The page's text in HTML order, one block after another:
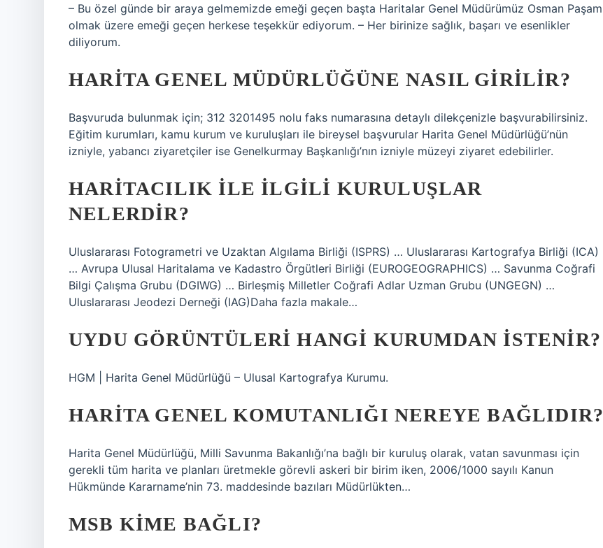
– Bu özel günde bir araya gelmemizde emeği geçen başta Haritalar Genel Müdürümüz Osman Paşam
olmak üzere emeği geçen herkese teşekkür ediyorum. – Her birinize sağlık, başarı ve esenlikler
diliyorum.
HARITA GENEL MÜDÜRLÜĞÜNE NASIL GIRILIR?
Başvuruda bulunmak için; 312 3201495 nolu faks numarasına detaylı dilekçenizle başvurabilirsiniz.
Eğitim kurumları, kamu kurum ve kuruluşları ile bireysel başvurular Harita Genel Müdürlüğü’nün
izniyle, yabancı ziyaretçiler ise Genelkurmay Başkanlığı’nın izniyle müzeyi ziyaret edebilirler.
HARITACILIK ILE ILGILI KURULUŞLAR
NELERDIR?
Uluslararası Fotogrametri ve Uzaktan Algılama Birliği (ISPRS) … Uluslararası Kartografya Birliği (ICA)
… Avrupa Ulusal Haritalama ve Kadastro Örgütleri Birliği (EUROGEOGRAPHICS) … Savunma Coğrafi
Bilgi Çalışma Grubu (DGIWG) … Birleşmiş Milletler Coğrafi Adlar Uzman Grubu (UNGEGN) …
Uluslararası Jeodezi Derneği (IAG)Daha fazla makale…
UYDU GÖRÜNTÜLERI HANGI KURUMDAN ISTENIR?
HGM | Harita Genel Müdürlüğü – Ulusal Kartografya Kurumu.
HARITA GENEL KOMUTANLIĞI NEREYE BAĞLIDIR?
Harita Genel Müdürlüğü, Milli Savunma Bakanlığı’na bağlı bir kuruluş olarak, vatan savunması için
gerekli tüm harita ve planları üretmekle görevli askeri bir birim iken, 2006/1000 sayılı Kanun
Hükmünde Kararname’nin 73. maddesinde bazıları Müdürlükten…
MSB KIME BAĞLI?